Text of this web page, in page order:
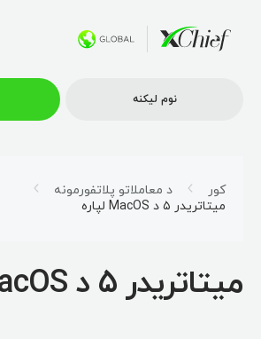
امتیازونه
نوم لیکنه
کور
د معاملاتو پلاتفورمونه
میتاتریدر ۵ د MacOS لپاره
میتاتریدر ۵ د MacOS لپاره